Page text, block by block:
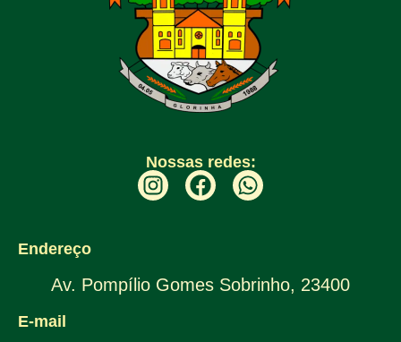
Nossas redes:
Endereço
Av. Pompílio Gomes Sobrinho, 23400
E-mail